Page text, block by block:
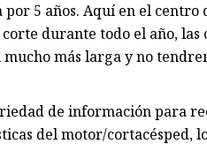
5 años. Aquí en el
durante todo el año,
más larga y no
de información para
del motor/cortacésped,